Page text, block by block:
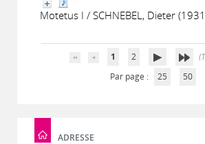
Motetus I / SCHNEBEL, Dieter
1 2
Par page :
25 50
ADRESSE